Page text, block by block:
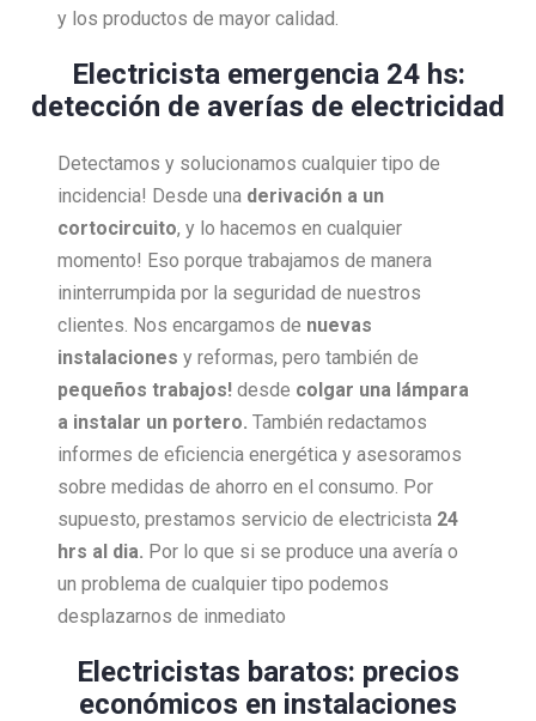
y los productos de mayor calidad.
Electricista emergencia 24 hs:
detección de averías de electricidad
Detectamos y solucionamos cualquier tipo de
incidencia! Desde una derivación a un
cortocircuito, y lo hacemos en cualquier
momento! Eso porque trabajamos de manera
ininterrumpida por la seguridad de nuestros
clientes. Nos encargamos de nuevas
instalaciones y reformas, pero también de
pequeños trabajos! desde colgar una lámpara
a instalar un portero. También redactamos
informes de eficiencia energética y asesoramos
sobre medidas de ahorro en el consumo. Por
supuesto, prestamos servicio de electricista 24
hrs al dia. Por lo que si se produce una avería o
un problema de cualquier tipo podemos
desplazarnos de inmediato
Electricistas baratos: precios
económicos en instalaciones